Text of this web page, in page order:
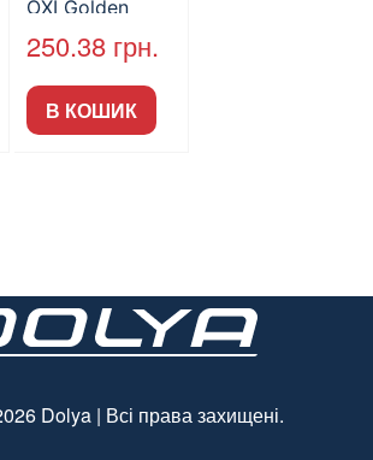
OXI Golden
Гіпоалергенний
5л
250.38 грн.
В КОШИК
Dolya | Всі права захищені.